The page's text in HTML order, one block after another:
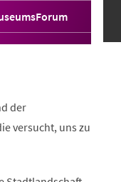
der
versucht, uns zu